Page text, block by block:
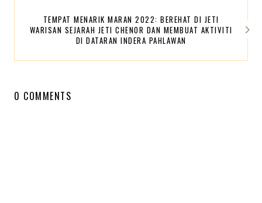
TEMPAT MENARIK MARAN 2022: BEREHAT DI JETI
WARISAN SEJARAH JETI CHENOR DAN MEMBUAT AKTIVITI
DI DATARAN INDERA PAHLAWAN
0 COMMENTS